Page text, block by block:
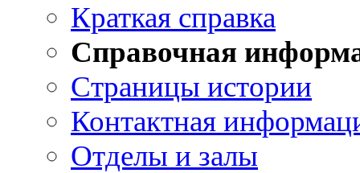
Краткая справка
Справочная
Страницы истории
Контактная
Отделы и залы